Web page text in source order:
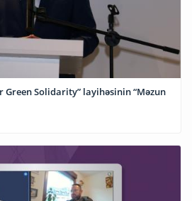
Green Solidarity” layihəsinin “Məzun